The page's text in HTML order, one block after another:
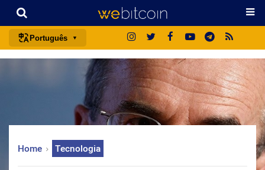
Português
português (BR)
deutsch
Home Tecnologia